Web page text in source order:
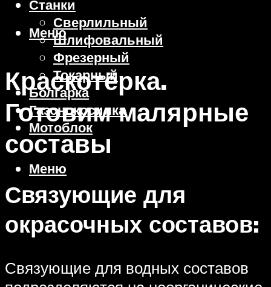
Станки
Сверлильный
Шлифовальный
Фрезерный
Токарный
Болгарка
Газонокосилка
Мотоблок
Меню
Меню
Краскотёрка.
Готовим малярные
составы
Связующие для
окрасочных составов:
Связующие для водных составов